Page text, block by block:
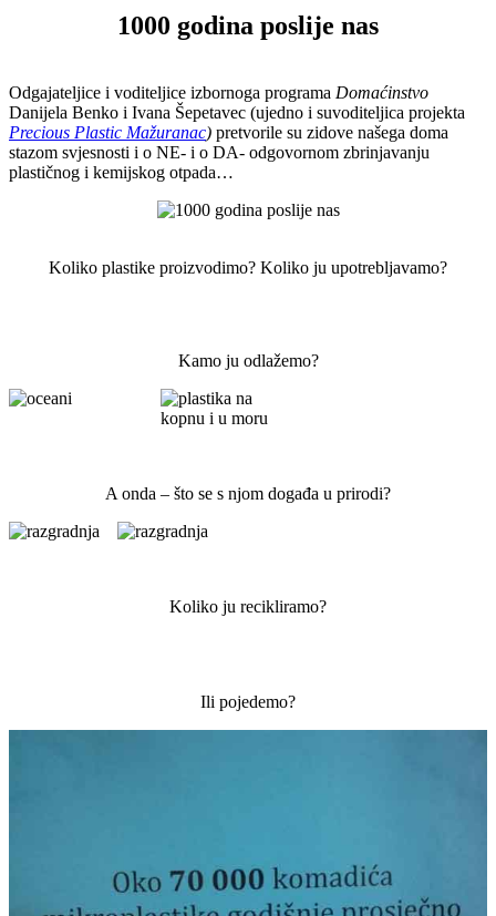
1000 godina poslije nas
Odgajateljice i voditeljice izbornoga programa Domaćinstvo
Danijela Benko i Ivana Šepetavec (ujedno i suvoditeljica projekta
Precious Plastic Mažuranac) pretvorile su zidove našega doma
stazom svjesnosti i o NE- i o DA- odgovornom zbrinjavanju
plastičnog i kemijskog otpada…
Koliko plastike proizvodimo? Koliko ju upotrebljavamo?
Kamo ju odlažemo?
A onda – što se s njom događa u prirodi?
Koliko ju recikliramo?
Ili pojedemo?